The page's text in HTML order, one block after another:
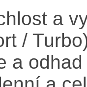
a
/
a